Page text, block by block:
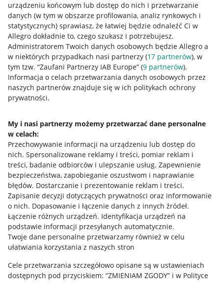
urządzeniu końcowym lub dostęp do nich i przetwarzanie
danych (w tym w obszarze profilowania, analiz rynkowych i
statystycznych) sprawiasz, że łatwiej będzie odnaleźć Ci w
Allegro dokładnie to, czego szukasz i potrzebujesz.
Administratorem Twoich danych osobowych będzie Allegro a
w niektórych przypadkach nasi partnerzy (17 partnerów), w
tym tzw. “Zaufani Partnerzy IAB Europe” (9 partnerów).
Informacja o celach przetwarzania danych osobowych przez
naszych partnerów znajduje się w ich politykach ochrony
prywatności.
My i nasi partnerzy możemy przetwarzać dane personalne
w celach:
Przechowywanie informacji na urządzeniu lub dostęp do
nich. Spersonalizowane reklamy i treści, pomiar reklam i
treści, badanie odbiorców i ulepszanie usług. Zapewnienie
bezpieczeństwa, zapobieganie oszustwom i naprawianie
błędów. Dostarczanie i prezentowanie reklam i treści.
Zapisanie decyzji dotyczących prywatności oraz informowanie
o nich. Dopasowanie i łączenie danych z innych źródeł.
Łączenie różnych urządzeń. Identyfikacja urządzeń na
podstawie informacji przesyłanych automatycznie.
Twoje dane personalne przetwarzamy również w celu
ułatwiania korzystania z naszych stron
Cele przetwarzania szczegółowo opisane są w ustawieniach
dostępnych pod przyciskiem: “ZMIENIAM ZGODY” i w Polityce
Przydatne informacje
Jak to działa
Allegro Gadane dla sprzedających
Allegro Gadane dla kupujących
Mapa miejscowości
Informacje prawne
Regulamin
Polityka plików "cookies"
Ustawienia plików "cookies"
Udostępnianie lokalizacji